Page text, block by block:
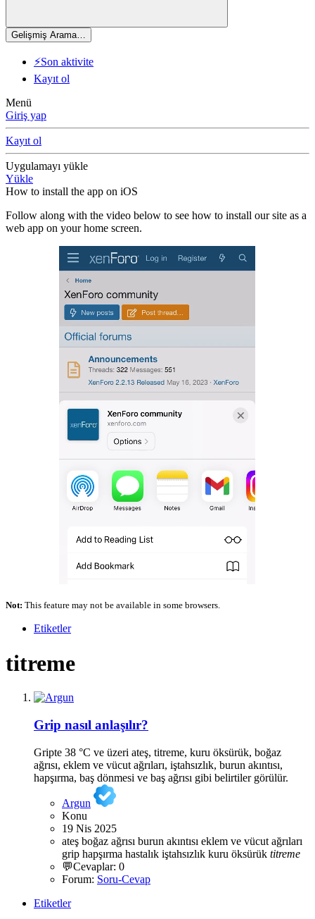
Gelişmiş Arama…
⚡Son aktivite
Kayıt ol
Menü
Giriş yap
Kayıt ol
Uygulamayı yükle
Yükle
How to install the app on iOS
Follow along with the video below to see how to install our site as a
web app on your home screen.
Not: This feature may not be available in some browsers.
Etiketler
titreme
Grip nasıl anlaşılır?
Gripte 38 °C ve üzeri ateş, titreme, kuru öksürük, boğaz
ağrısı, eklem ve vücut ağrıları, iştahsızlık, burun akıntısı,
hapşırma, baş dönmesi ve baş ağrısı gibi belirtiler görülür.
Argun
Konu
19 Nis 2025
ateş boğaz ağrısı burun akıntısı eklem ve vücut ağrıları
grip hapşırma hastalık iştahsızlık kuru öksürük titreme
💬Cevaplar: 0
Forum: Soru-Cevap
Etiketler